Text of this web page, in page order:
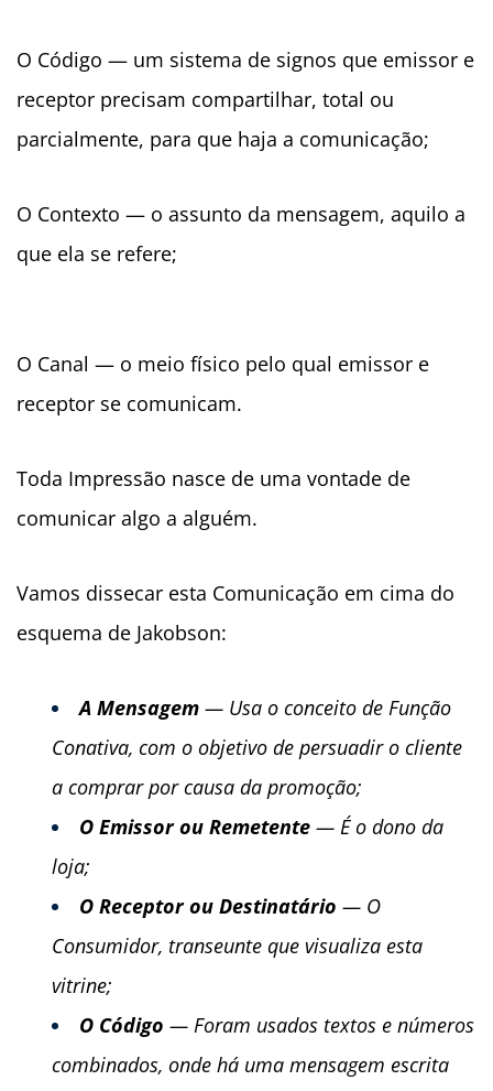
O Código — um sistema de signos que emissor e
receptor precisam compartilhar, total ou
parcialmente, para que haja a comunicação;
O Contexto — o assunto da mensagem, aquilo a
que ela se refere;
O Canal — o meio físico pelo qual emissor e
receptor se comunicam.
Toda Impressão nasce de uma vontade de
comunicar algo a alguém.
Vamos dissecar esta Comunicação em cima do
esquema de Jakobson:
A Mensagem — Usa o conceito de Função
Conativa, com o objetivo de persuadir o cliente
a comprar por causa da promoção;
O Emissor ou Remetente — É o dono da
loja;
O Receptor ou Destinatário — O
Consumidor, transeunte que visualiza esta
vitrine;
O Código — Foram usados textos e números
combinados, onde há uma mensagem escrita